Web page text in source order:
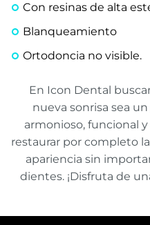
Con resinas de alta
Blanqueamiento
Ortodoncia no visible.
En Icon Dental
nueva sonrisa sea
armonioso, funcional
restaurar por completo
apariencia sin
dientes. ¡Disfruta de